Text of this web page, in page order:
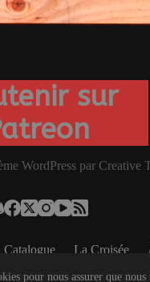
pour nous assurer que
sur
WordPress par Creative
Catalogue La Croisée
ASSOCIATION À BUT